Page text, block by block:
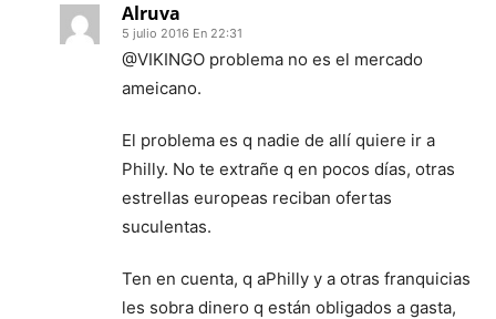
Alruva
5 julio 2016 En 22:31
@VIKINGO problema no es el mercado
ameicano.
El problema es q nadie de allí quiere ir a
Philly. No te extrañe q en pocos días, otras
estrellas europeas reciban ofertas
suculentas.
Ten en cuenta, q aPhilly y a otras franquicias
les sobra dinero q están obligados a gasta,